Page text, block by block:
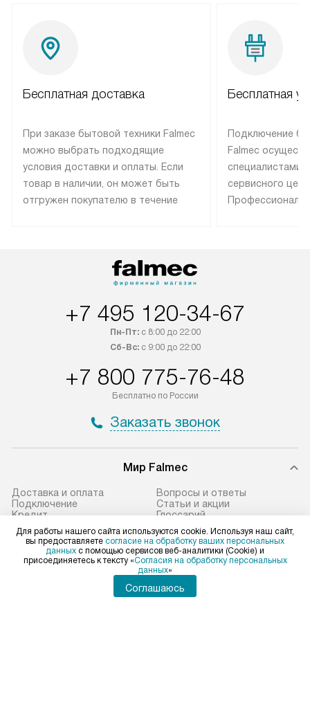
Бесплатная доставка
При заказе бытовой техники Falmec
можно выбрать подходящие
условия доставки и оплаты. Если
товар в наличии, он может быть
отгружен покупателю в течение
оплачивается дополнительно.
Возможна доставка товаров по
Бесплатная
Подключение
Falmec
специалистами
сервисного
+7 495 120-34-67
Пн-Пт:с 8:00 до 22:00
Сб-Вс:с 9:00 до 22:00
+7 800 775-76-48
Бесплатно по России
Заказать звонок
Мир Falmec
Доставка и оплата
Подключение
Кредит
Ремонт
Возврат и обмен
Сервисные центры
Контакты
Вопросы и ответы
Статьи и акции
Глоссарий
Виды установок
Технологии
Сайты-партнеры
Falmec в социальных сетях
Для работы нашего сайта используются cookie. Используя наш сайт,
вы предоставляете согласие на обработку ваших персональных
данных с помощью сервисов веб-аналитики (Cookie) и
присоединяетесь к тексту «Согласия на обработку персональных
данных»
Соглашаюсь